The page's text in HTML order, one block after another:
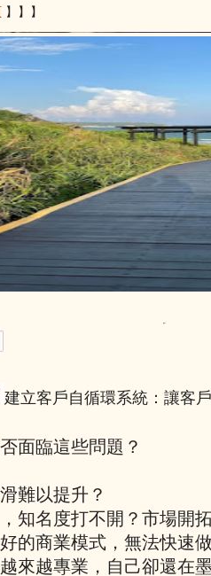
】】】
建立客戶自循環系統：讓客
面臨這些問題？
難以提升？
知名度打不開？市場開
的商業模式，無法快速
來越專業，自己卻還在